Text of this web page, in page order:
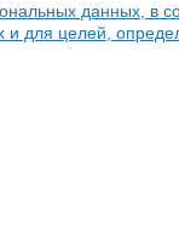
данных, в
для целей,